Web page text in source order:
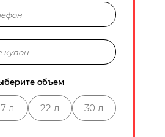
объем
л 22 л 30 л